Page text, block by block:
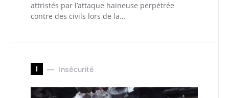
attristés par l’attaque haineuse perpétrée
contre des civils lors de la…
I Insécurité